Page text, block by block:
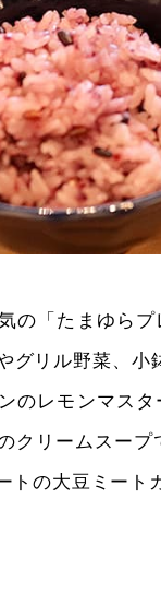
の「たまゆら
グリル野菜、
のレモンマス
クリームスー
トの大豆ミート